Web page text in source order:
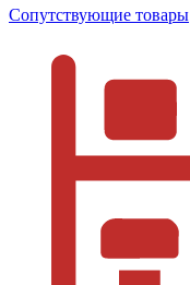
Сопутствующие товары